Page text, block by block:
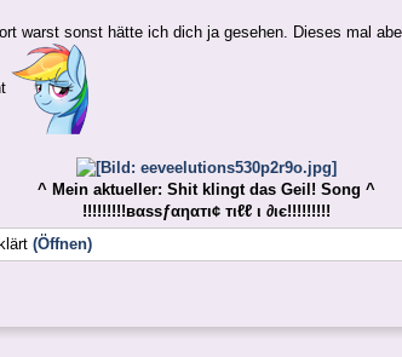
warst sonst hätte ich dich ja gesehen. Dieses mal
^ Mein aktueller: Shit klingt das Geil! Song ^
!!!!!!!!!вαѕѕƒαηαтι¢ тιℓℓ ι ∂ιє!!!!!!!!!
(Öffnen)